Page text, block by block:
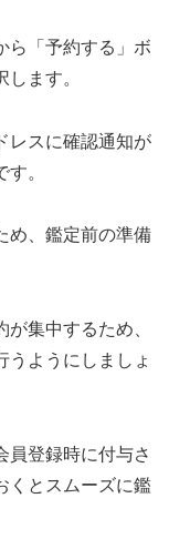
ら「予約する」ボ
ます。
レスに確認通知が
。
め、鑑定前の準備
集中するため、
うようにしましょ
員登録時に付与さ
くとスムーズに鑑